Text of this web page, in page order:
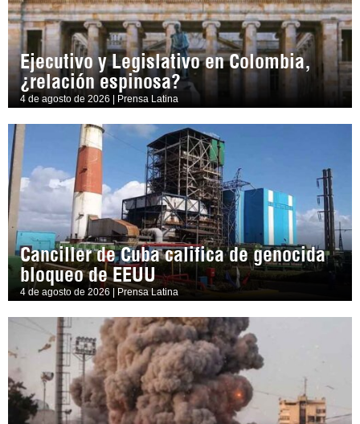
Ejecutivo y Legislativo en Colombia,
¿relación espinosa?
4 de agosto de 2026 | Prensa Latina
Canciller de Cuba califica de genocida
bloqueo de EEUU
4 de agosto de 2026 | Prensa Latina